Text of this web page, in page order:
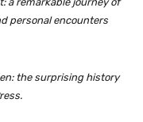
personal encounters
the surprising history